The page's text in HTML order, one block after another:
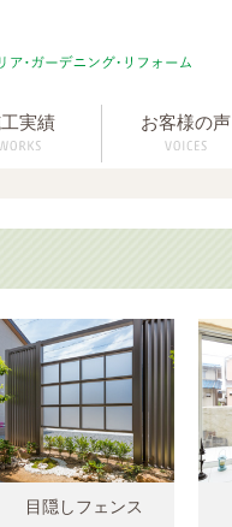
実績 お客様の声
目隠しフェンス